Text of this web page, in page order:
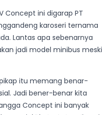
Concept ini digarap PT
karoseri ternama
Lantas apa sebenarnya
jadi model minibus meski
itu memang benar-
Jadi bener-benar kita
Concept ini banyak